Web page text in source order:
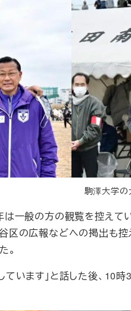
駒澤大学の
は一般の方の観覧を控え
区の広報などへの掲出も
。
います」と話した後、